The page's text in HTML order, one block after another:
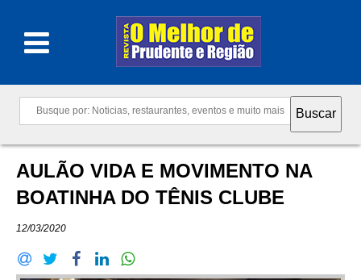
AULÃO VIDA E MOVIMENTO NA
BOATINHA DO TÊNIS CLUBE
12/03/2020